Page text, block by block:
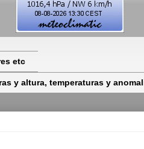
etc
y altura, temperaturas y